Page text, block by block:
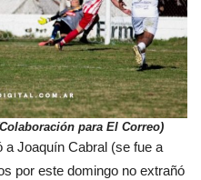
para El Correo)
a Joaquín Cabral (se fue a
por este domingo no extrañó